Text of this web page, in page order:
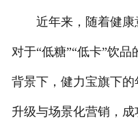
近年来，随着健康
对于“低糖”“低卡”饮
背景下，健力宝旗下
升级与场景化营销，